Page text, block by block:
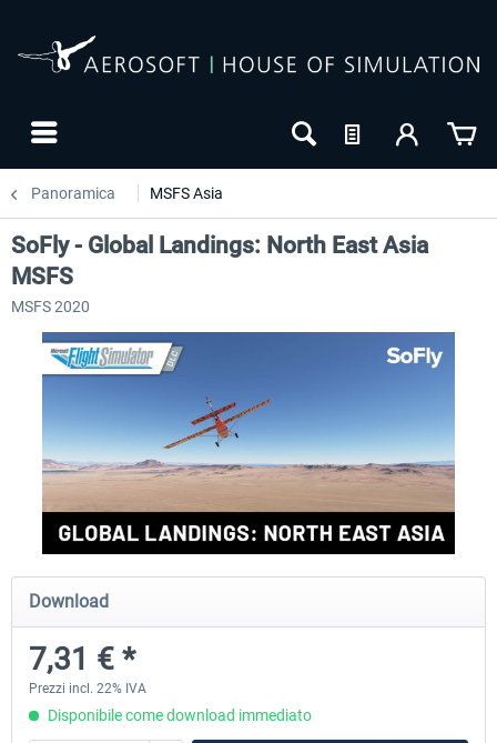
Panoramica MSFS Asia
10,20 € *
SoFly - Global Landings: North East Asia
MSFS
MSFS 2020
Download
7,31 € *
Prezzi incl. 22% IVA
Disponibile come download immediato